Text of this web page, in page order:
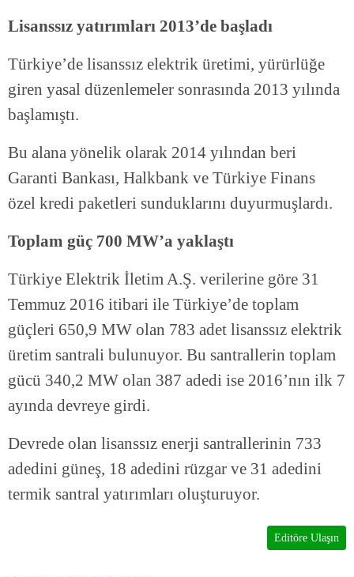
Lisanssız yatırımları 2013’de başladı
Türkiye’de lisanssız elektrik üretimi, yürürlüğe
giren yasal düzenlemeler sonrasında 2013 yılında
başlamıştı.
Bu alana yönelik olarak 2014 yılından beri
Garanti Bankası, Halkbank ve Türkiye Finans
özel kredi paketleri sunduklarını duyurmuşlardı.
Toplam güç 700 MW’a yaklaştı
Türkiye Elektrik İletim A.Ş. verilerine göre 31
Temmuz 2016 itibari ile Türkiye’de toplam
güçleri 650,9 MW olan 783 adet lisanssız elektrik
üretim santrali bulunuyor. Bu santrallerin toplam
gücü 340,2 MW olan 387 adedi ise 2016’nın ilk 7
ayında devreye girdi.
Devrede olan lisanssız enerji santrallerinin 733
adedini güneş, 18 adedini rüzgar ve 31 adedini
termik santral yatırımları oluşturuyor.
Editöre Ulaşın